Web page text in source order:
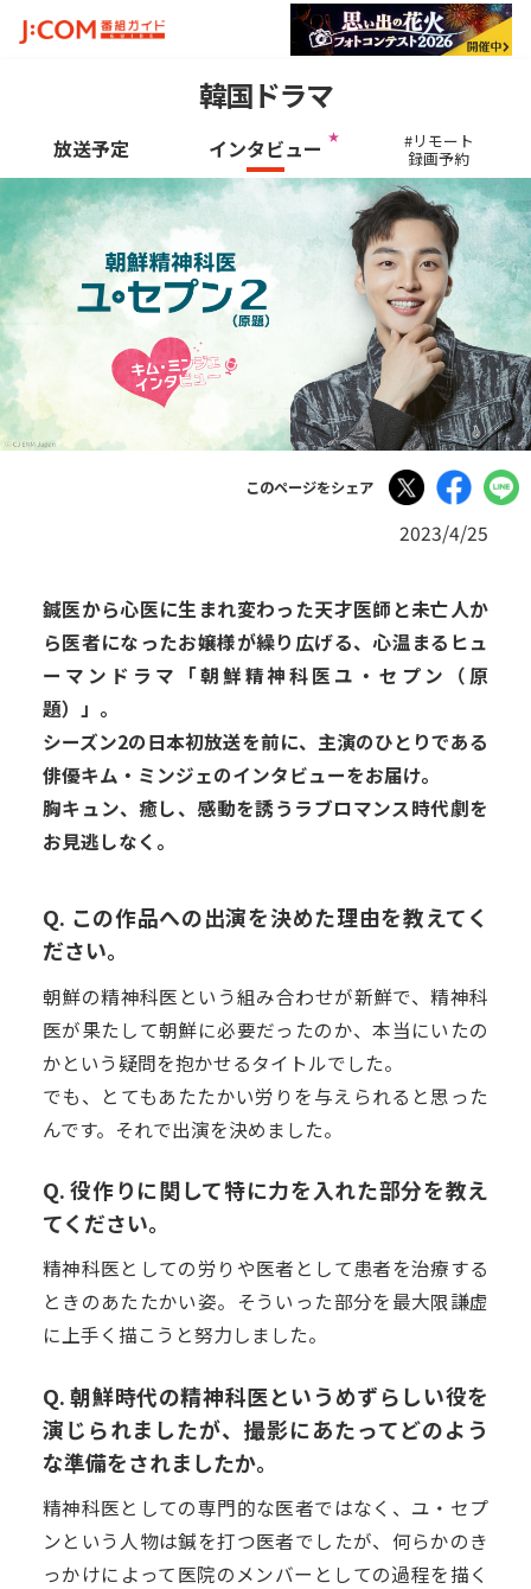
韓国ドラマ
放送予定 インタビュー #リモート
録画予約
このページをシェア Tweet
2023/4/25
鍼医から心医に生まれ変わった天才医師と未亡人か
ら医者になったお嬢様が繰り広げる、心温まるヒュ
ーマンドラマ「朝鮮精神科医ユ・セプン（原
題）」。
シーズン2の日本初放送を前に、主演のひとりである
俳優キム・ミンジェのインタビューをお届け。
胸キュン、癒し、感動を誘うラブロマンス時代劇を
お見逃しなく。
Q. この作品への出演を決めた理由を教えてく
ださい。
朝鮮の精神科医という組み合わせが新鮮で、精神科
医が果たして朝鮮に必要だったのか、本当にいたの
かという疑問を抱かせるタイトルでした。
でも、とてもあたたかい労りを与えられると思った
んです。それで出演を決めました。
Q. 役作りに関して特に力を入れた部分を教え
てください。
精神科医としての労りや医者として患者を治療する
ときのあたたかい姿。そういった部分を最大限謙虚
に上手く描こうと努力しました。
Q. 朝鮮時代の精神科医というめずらしい役を
演じられましたが、撮影にあたってどのよう
な準備をされましたか。
精神科医としての専門的な医者ではなく、ユ・セプ
ンという人物は鍼を打つ医者でしたが、何らかのき
っかけによって医院のメンバーとしての過程を描く